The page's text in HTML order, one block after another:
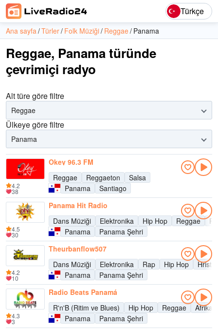
Türkçe
Ana sayfa Türler Folk Müziği Reggae Panama
Reggae, Panama türünde
çevrimiçi radyo
Alt türe göre filtre
Reggae
Ülkeye göre filtre
Panama
Okey 96.3 FM
Reggae
Reggaeton
Salsa
Panama
Santiago
4.2
38
Panama Hit Radio
Dans Müziği
Elektronika Hip Hop Reggae
Panama
Panama Şehri
4.5
30
Theurbanflow507
Dans Müziği
Elektronika Rap Hip Hop
Panama
Panama Şehri
4.2
10
Radio Beats Panamá
R'n'B (Ritim ve Blues)
Hip Hop Reggae
Afrika
Panama
Panama Şehri
4.3
3